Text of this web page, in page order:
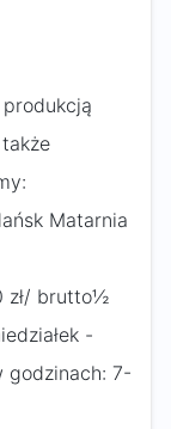
Matarnia
zł/ brutto½
-
godzinach: 7-